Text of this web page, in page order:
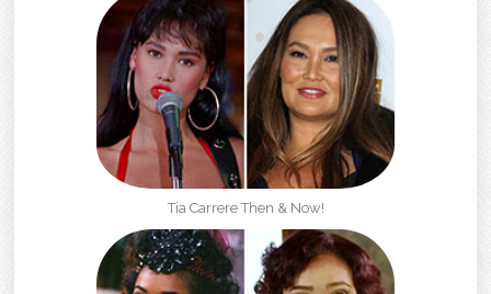
Tia Carrere Then & Now!